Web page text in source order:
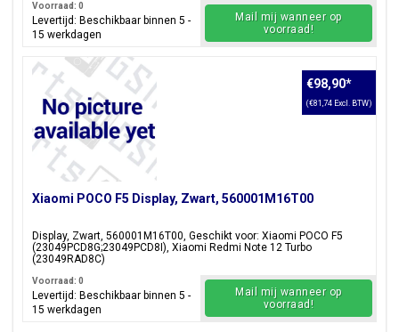
Voorraad: 0
Levertijd: Beschikbaar binnen 5 -
15 werkdagen
Mail mij wanneer op
voorraad!
Xiaomi POCO F5 Display, Zwart, 560001M16T00
Display, Zwart, 560001M16T00, Geschikt voor: Xiaomi POCO F5
(23049PCD8G;23049PCD8I), Xiaomi Redmi Note 12 Turbo
(23049RAD8C)
€98,90*
(€81,74 Excl. BTW)
Voorraad: 0
Levertijd: Beschikbaar binnen 5 -
15 werkdagen
Mail mij wanneer op
voorraad!